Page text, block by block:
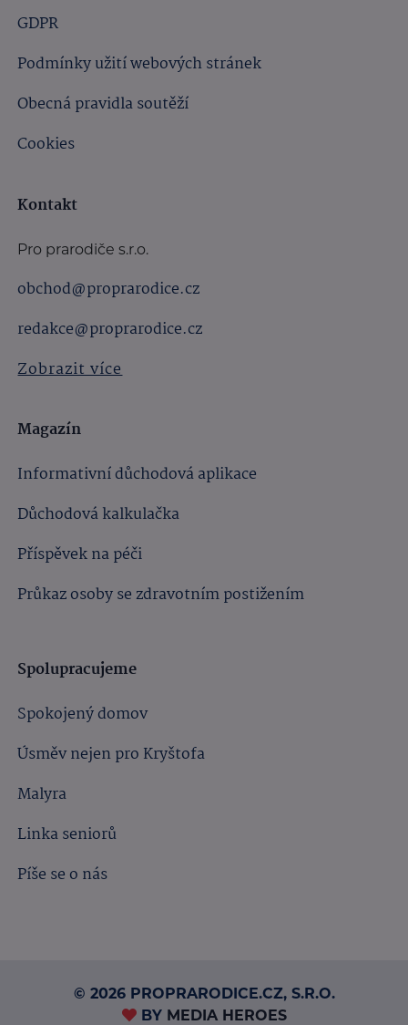
GDPR
Podmínky užití webových stránek
Obecná pravidla soutěží
Cookies
Kontakt
Pro prarodiče s.r.o.
obchod@proprarodice.cz
redakce@proprarodice.cz
Zobrazit více
Magazín
Informativní důchodová aplikace
Důchodová kalkulačka
Příspěvek na péči
Průkaz osoby se zdravotním postižením
Spolupracujeme
Spokojený domov
Úsměv nejen pro Kryštofa
Malyra
Linka seniorů
Píše se o nás
© 2026 PROPRARODICE.CZ, S.R.O.
BY MEDIA HEROES